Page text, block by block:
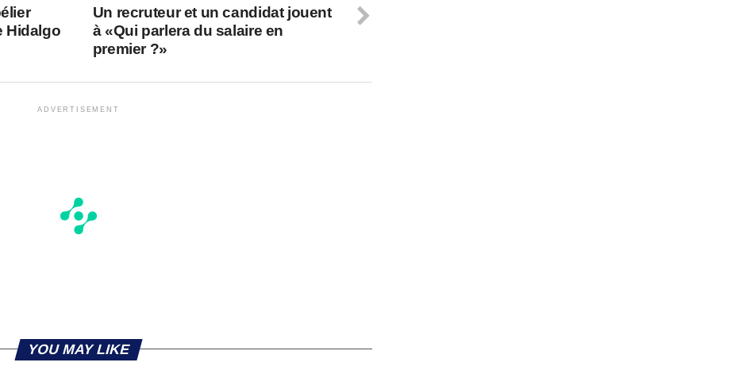
Un recruteur et un candidat jouent
à «Qui parlera du salaire en
premier ?»
Hidalgo
ADVERTISEMENT
YOU MAY LIKE